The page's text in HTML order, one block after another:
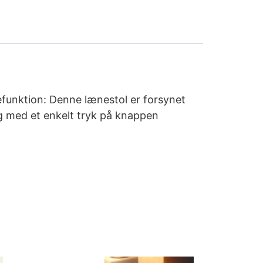
Denne lænestol er forsynet
et enkelt tryk på knappen